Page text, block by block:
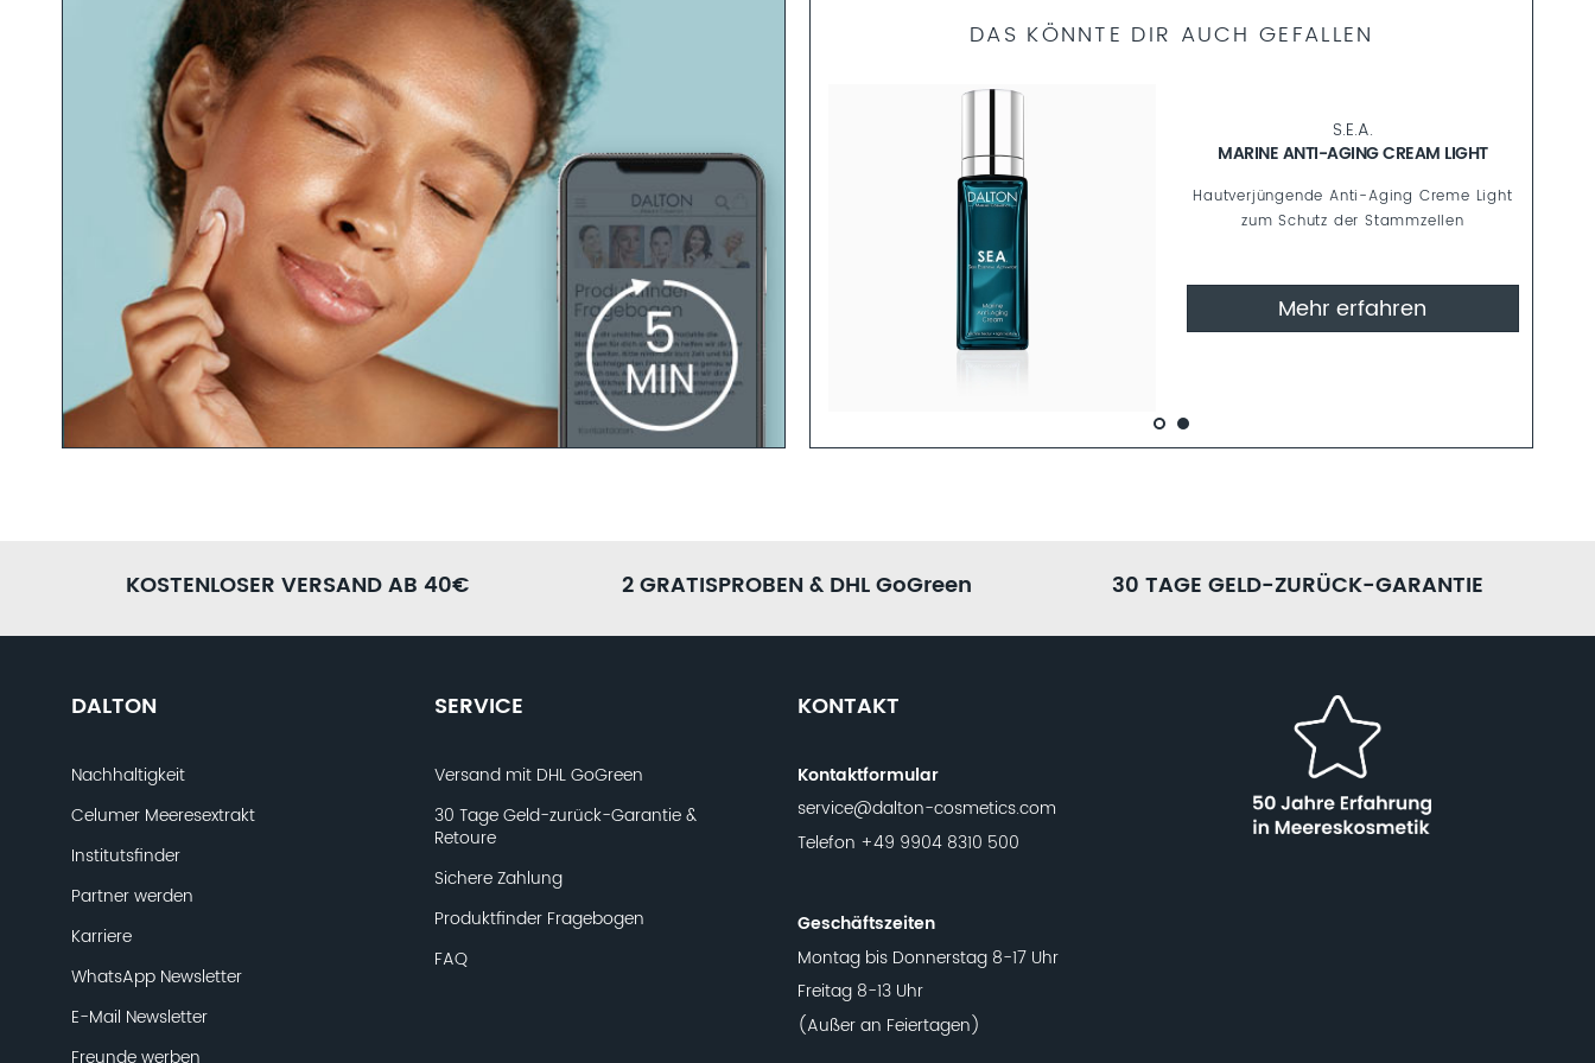
Produktfinder Fragebogen aus. Anschließend können wir dir ein ganzheitliches
JETZT AUSFÜLLEN
DAS KÖNNTE DIR AUCH GEFALLEN
MARINE ANTI-AGING CREAM LIGHT
Hautverjüngende Anti-Aging Creme Light
zum Schutz der Stammzellen
Mehr erfahren
CAVIAR DELUXE
KAVIAR ANTI-AGING AMPULLEN
Nährende Kollagen-Booster Ampulle für
strahlende Haut
Mehr erfahren
KOSTENLOSER VERSAND AB 40€ 2 GRATISPROBEN & DHL GoGreen 30 TAGE GELD-ZURÜCK-GARANTIE
DALTON
Nachhaltigkeit
Celumer Meeresextrakt
Institutsfinder
Partner werden
Karriere
WhatsApp Newsletter
E-Mail Newsletter
SERVICE
Versand mit DHL GoGreen
30 Tage Geld-zurück-Garantie &
Retoure
Sichere Zahlung
Produktfinder Fragebogen
FAQ
KONTAKT
Kontaktformular
service@dalton-cosmetics.com
Telefon +49 9904 8310 500
Geschäftszeiten
Montag bis Donnerstag 8-17 Uhr
Freitag 8-13 Uhr
(Außer an Feiertagen)